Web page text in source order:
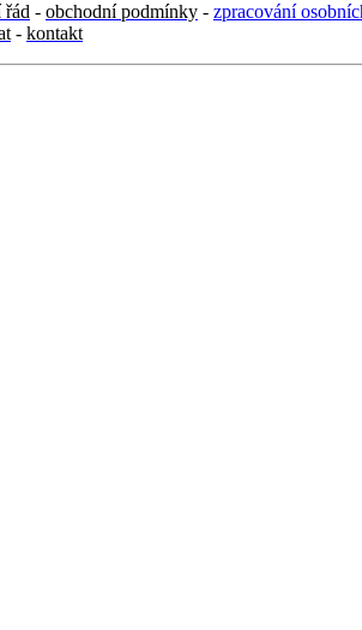
řád - obchodní podmínky - zpracování
- kontakt